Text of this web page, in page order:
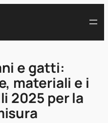
e gatti:
materiali e i
2025 per la